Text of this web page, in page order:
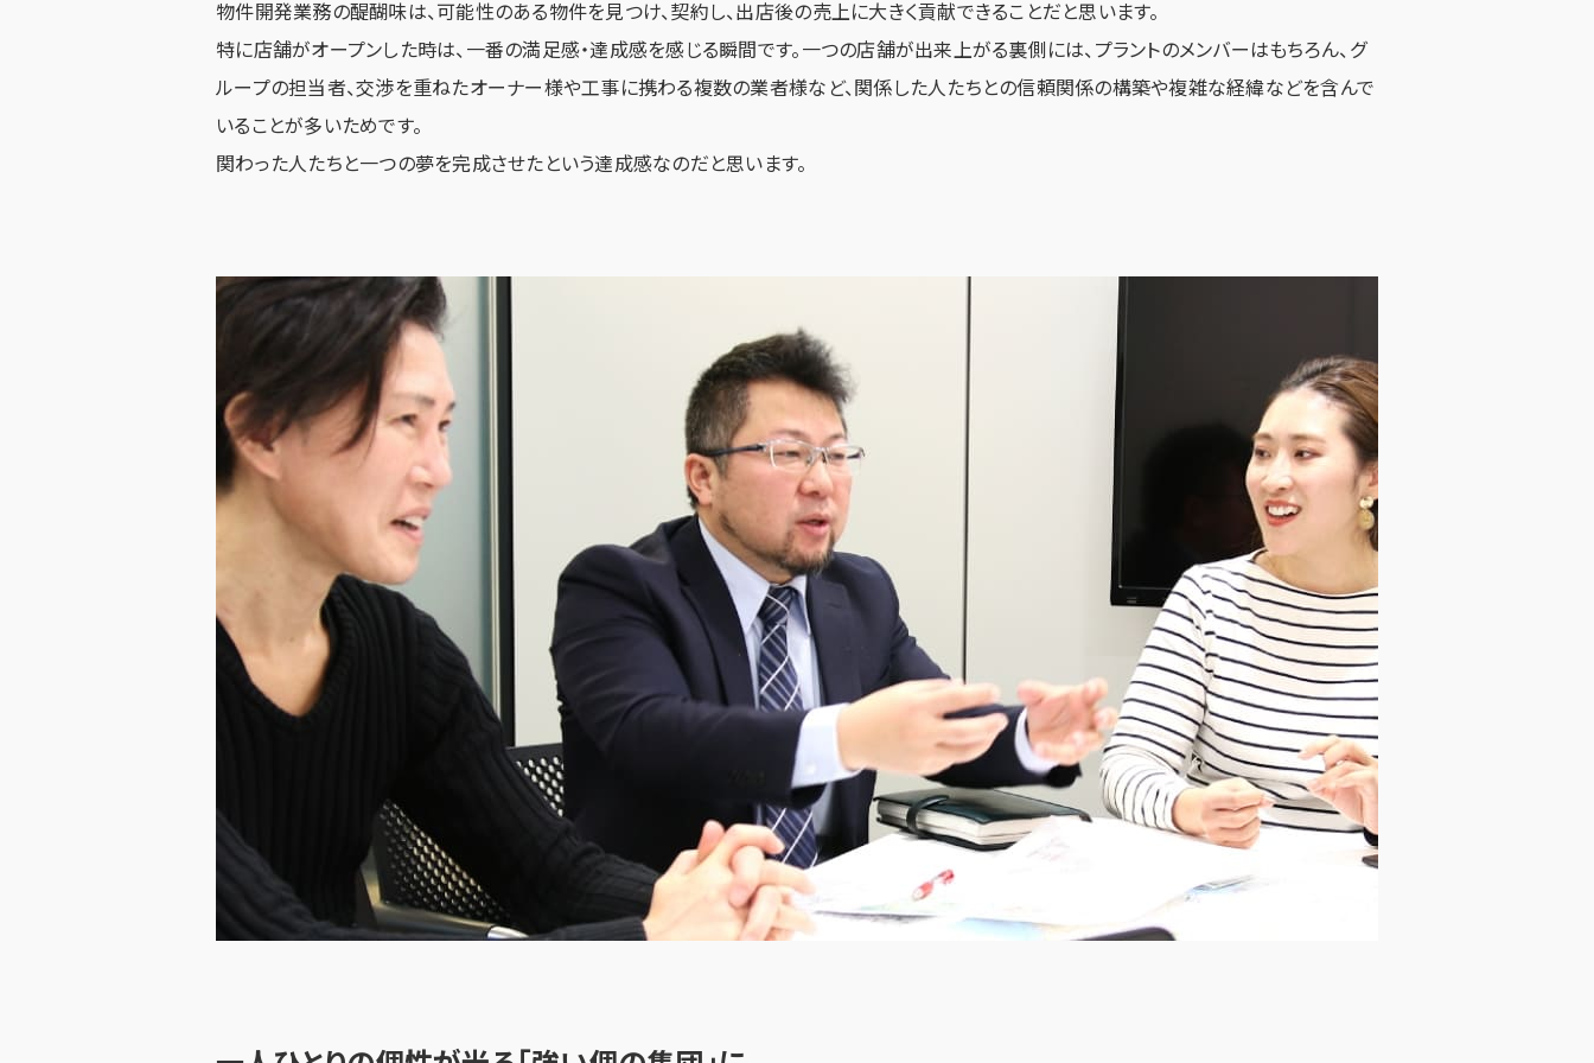
物件開発業務の醍醐味は、可能性のある物件を見つけ、契約し、出店後の売上に大きく貢献できることだと思います。
特に店舗がオープンした時は、一番の満足感・達成感を感じる瞬間です。一つの店舗が出来上がる裏側には、プラントのメンバーはもちろん、グ
ループの担当者、交渉を重ねたオーナー様や工事に携わる複数の業者様など、関係した人たちとの信頼関係の構築や複雑な経緯などを含んで
いることが多いためです。
関わった人たちと一つの夢を完成させたという達成感なのだと思います。